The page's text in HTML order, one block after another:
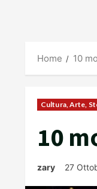
Home 10
Cultura, Arte,
10
zary 27